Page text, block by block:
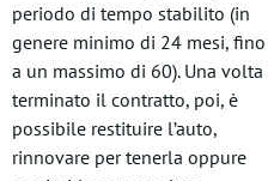
periodo di tempo stabilito (in
genere minimo di 24 mesi, fino
a un massimo di 60). Una volta
terminato il contratto, poi, è
possibile restituire l’auto,
rinnovare per tenerla oppure